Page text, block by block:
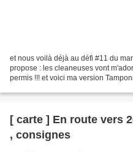
et nous voilà déjà au défi #11 du
propose : les cleaneuses vont
permis !!! et voici ma version
[ carte ] En route vers
, consignes